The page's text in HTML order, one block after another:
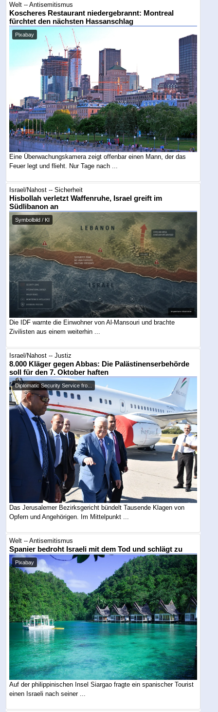
Welt -- Antisemitismus
Koscheres Restaurant niedergebrannt: Montreal
fürchtet den nächsten Hassanschlag
Pixabay
Eine Überwachungskamera zeigt offenbar einen Mann, der das
Feuer legt und flieht. Nur Tage nach ...
Israel/Nahost -- Sicherheit
Hisbollah verletzt Waffenruhe, Israel greift im
Südlibanon an
Symbolbild / KI
Die IDF warnte die Einwohner von Al-Mansouri und brachte
Zivilisten aus einem weiterhin ...
Israel/Nahost -- Justiz
8.000 Kläger gegen Abbas: Die Palästinenserbehörde
soll für den 7. Oktober haften
Diplomatic Security Service fro...
Das Jerusalemer Bezirksgericht bündelt Tausende Klagen von
Opfern und Angehörigen. Im Mittelpunkt ...
Welt -- Antisemitismus
Spanier bedroht Israeli mit dem Tod und schlägt zu
Pixabay
Auf der philippinischen Insel Siargao fragte ein spanischer Tourist
einen Israeli nach seiner ...